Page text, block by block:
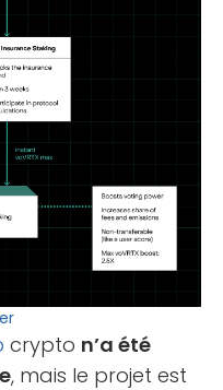
crypto n’a été
, mais le projet est